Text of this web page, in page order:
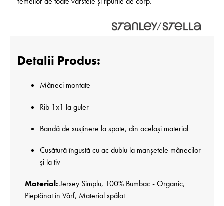
Detalii Produs:
Mâneci montate
Rib 1x1 la guler
Bandă de susținere la spate, din același material
Cusătură îngustă cu ac dublu la manșetele mânecilor
și la tiv
Material:Jersey Simplu, 100% Bumbac - Organic,
Pieptănat în Vârf, Material spălat